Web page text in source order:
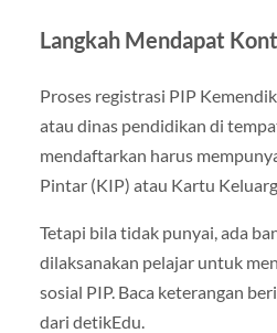
Langkah Mendapat
Proses registrasi PIP
atau dinas pendidikan di
mendaftarkan harus
Pintar (KIP) atau Kartu
Tetapi bila tidak punyai, ada
dilaksanakan pelajar untuk
sosial PIP. Baca keterangan
dari detikEdu.